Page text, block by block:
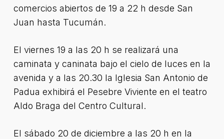
comercios abiertos de 19 a 22 h desde San
Juan hasta Tucumán.
El viernes 19 a las 20 h se realizará una
caminata y caninata bajo el cielo de luces en la
avenida y a las 20.30 la Iglesia San Antonio de
Padua exhibirá el Pesebre Viviente en el teatro
Aldo Braga del Centro Cultural.
El sábado 20 de diciembre a las 20 h en la